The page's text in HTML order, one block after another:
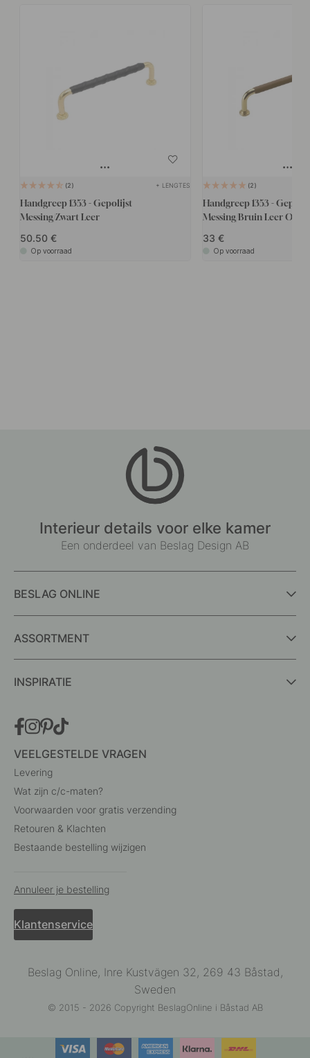
2 + LENGTES
Handgreep 1353 - Gepolijst
Messing/Zwart Leer
50.50
Op voorraad
2
Handgreep 1353 -
Messing/Bruin Leer
33
Op voorraad
Interieur details voor elke kamer
Een onderdeel van Beslag Design AB
BESLAG ONLINE
ASSORTMENT
INSPIRATIE
VEELGESTELDE VRAGEN
Levering
Wat zijn c/c-maten?
Voorwaarden voor gratis verzending
Retouren & Klachten
Bestaande bestelling wijzigen
Annuleer je bestelling
Klantenservice
Beslag Online, Inre Kustvägen 32, 269 43 Båstad,
Sweden
© 2015 - 2026 Copyright BeslagOnline i Båstad AB